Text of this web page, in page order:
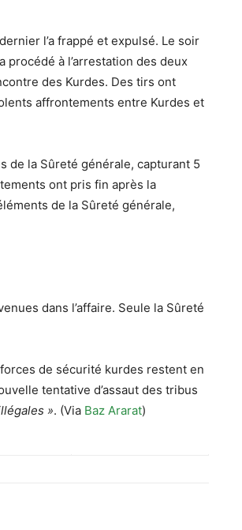
l’a frappé et expulsé. Le soir
à l’arrestation des deux
des Kurdes. Des tirs ont
affrontements entre Kurdes et
de la Sûreté générale, capturant 5
ont pris fin après la
de la Sûreté générale,
dans l’affaire. Seule la Sûreté
de sécurité kurdes restent en
tentative d’assaut des tribus
». (Via Baz Ararat)